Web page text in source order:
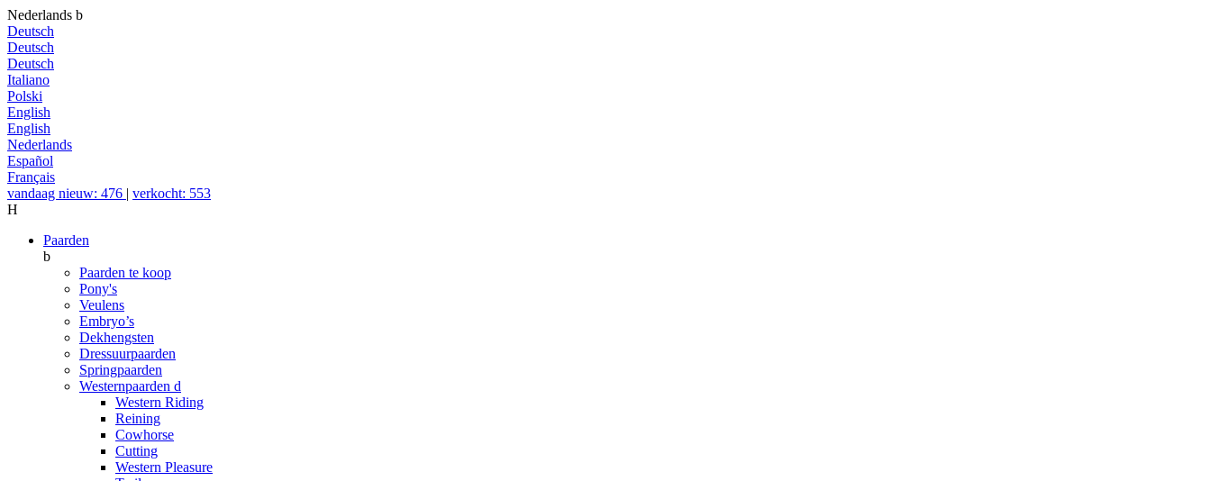
Nederlands b
Deutsch
Deutsch
Deutsch
Italiano
Polski
English
English
Nederlands
Español
Français
vandaag nieuw: 476 | verkocht: 553
H
Paarden
b
Paarden te koop
Pony's
Veulens
Embryo’s
Dekhengsten
Dressuurpaarden
Springpaarden
Westernpaarden d
Western Riding
Reining
Cowhorse
Cutting
Western Pleasure